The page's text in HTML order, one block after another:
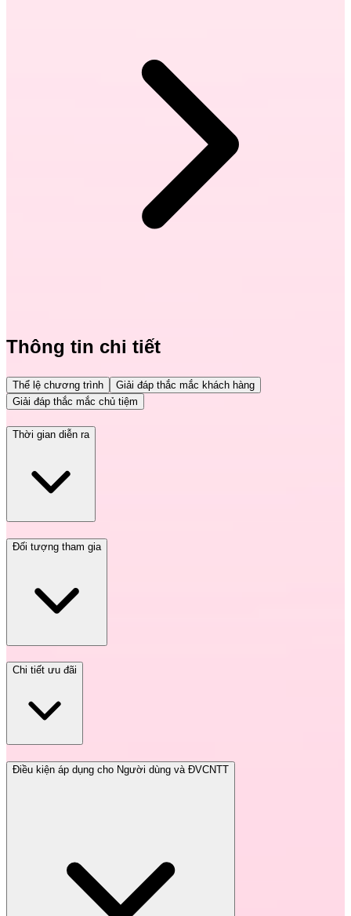
Thông tin chi tiết
Thể lệ chương trình
Giải đáp thắc mắc khách hàng
Giải đáp thắc mắc chủ tiệm
Thời gian diễn ra
Đối tượng tham gia
Chi tiết ưu đãi
Điều kiện áp dụng cho Người dùng và ĐVCNTT